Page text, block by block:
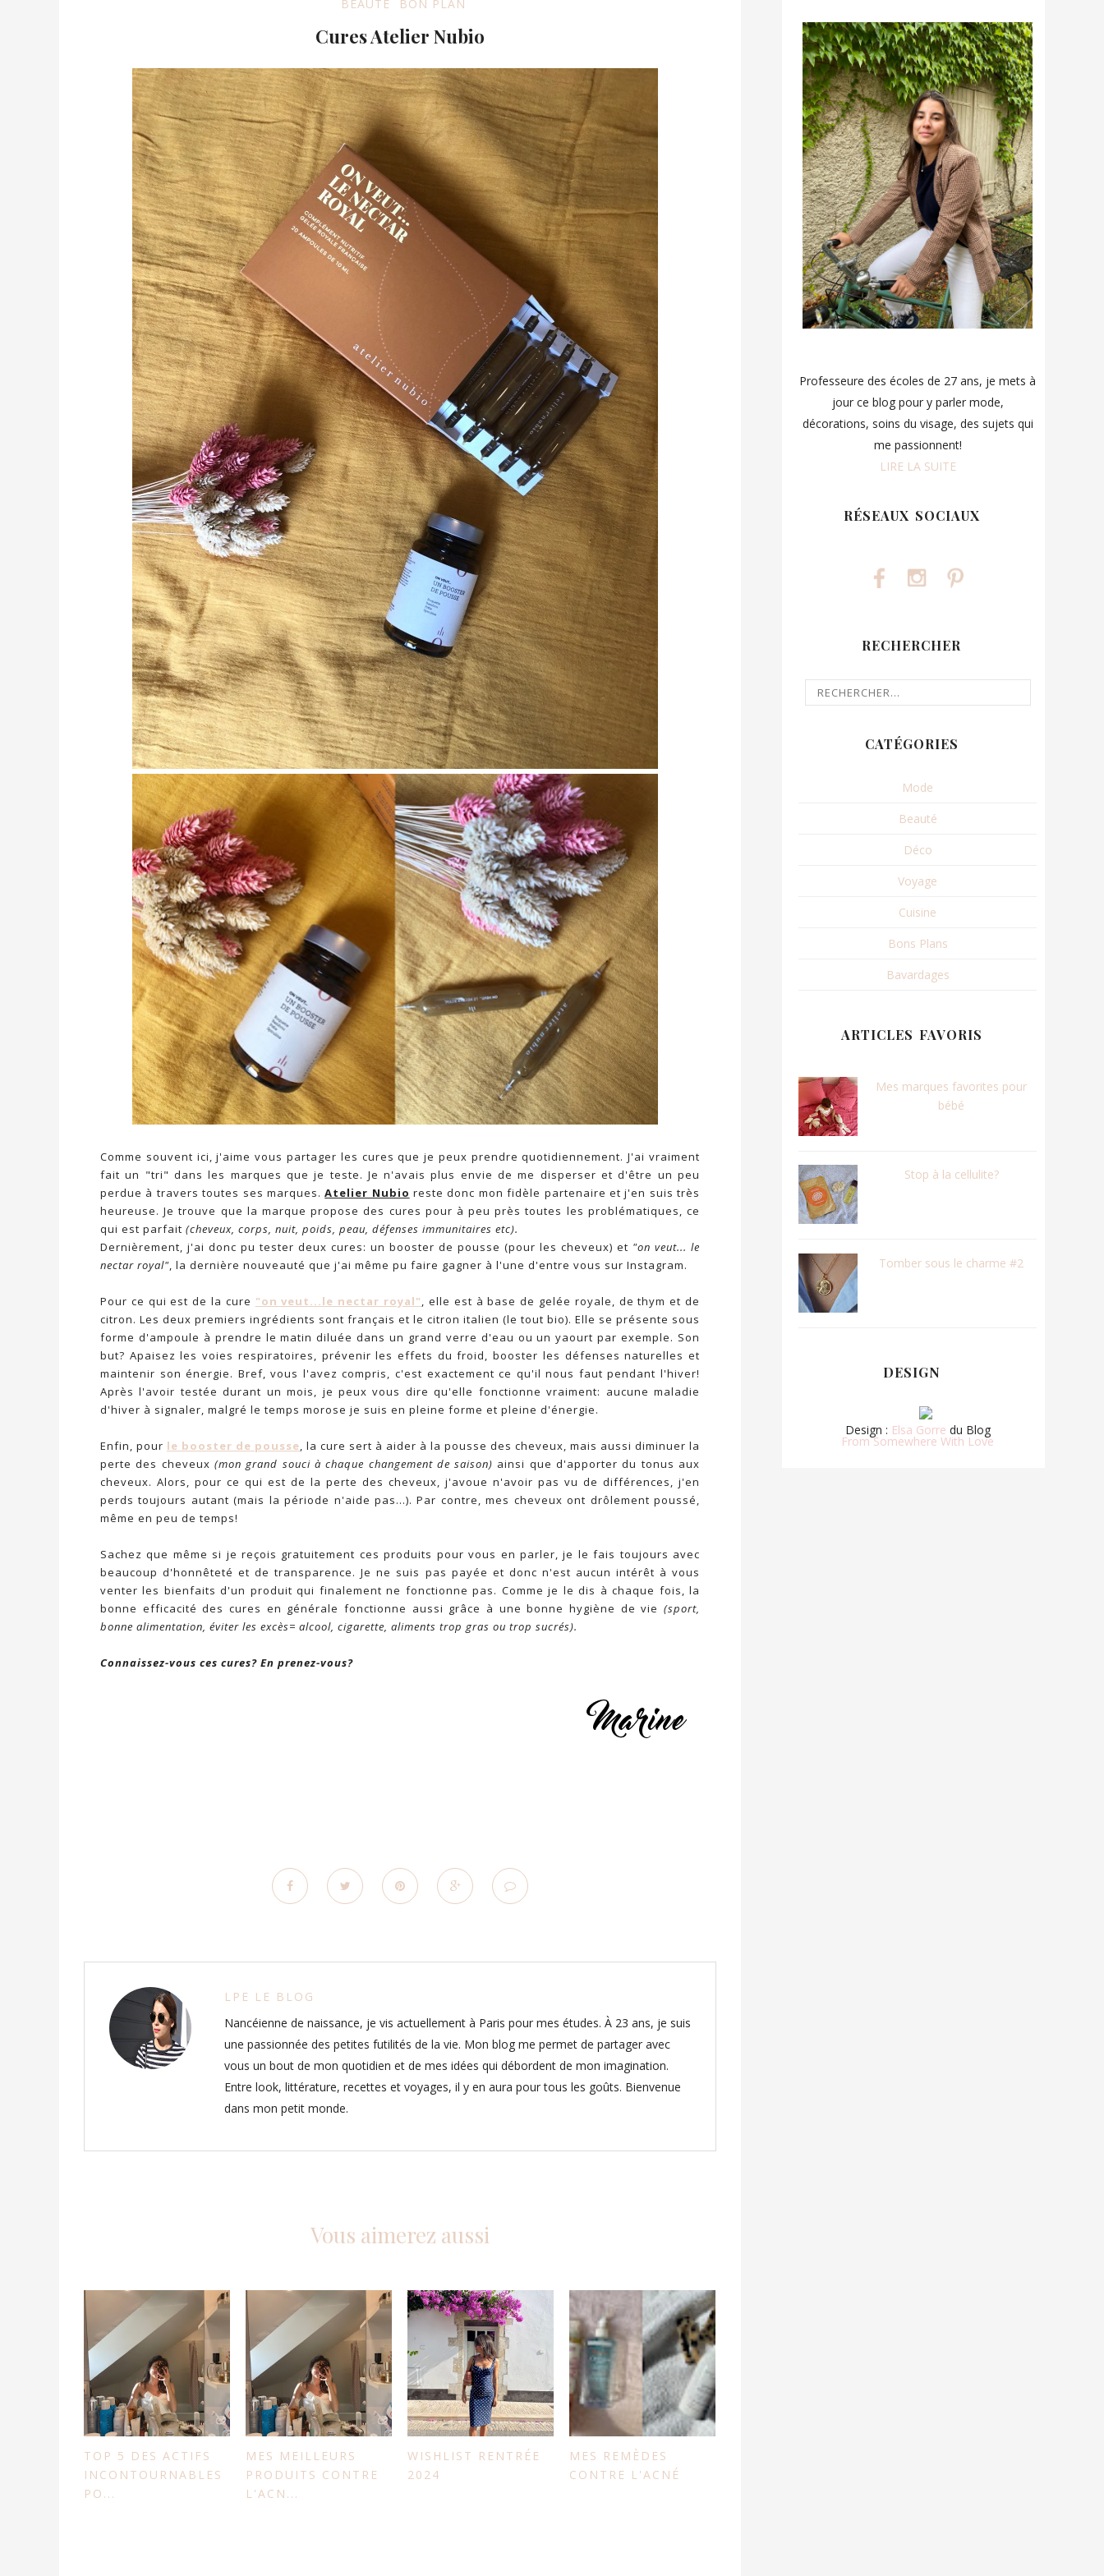
BEAUTÉ BON PLAN
Cures Atelier Nubio
Comme souvent ici, j'aime vous partager les cures que je peux prendre quotidiennement. J'ai vraiment
fait un "tri" dans les marques que je teste. Je n'avais plus envie de me disperser et d'être un peu
perdue à travers toutes ses marques.Atelier Nubio reste donc mon fidèle partenaire et j'en suis très
heureuse. Je trouve que la marque propose des cures pour à peu près toutes les problématiques, ce
qui est parfait (cheveux, corps, nuit, poids, peau, défenses immunitaires etc).
Dernièrement, j'ai donc pu tester deux cures: un booster de pousse (pour les cheveux) et "on veut... le
nectar royal", la dernière nouveauté que j'ai même pu faire gagner à l'une d'entre vous sur Instagram.
Pour ce qui est de la cure "on veut...le nectar royal", elle est à base de gelée royale, de thym et de
citron. Les deux premiers ingrédients sont français et le citron italien (le tout bio). Elle se présente sous
forme d'ampoule à prendre le matin diluée dans un grand verre d'eau ou un yaourt par exemple. Son
but? Apaisez les voies respiratoires, prévenir les effets du froid, booster les défenses naturelles et
maintenir son énergie. Bref, vous l'avez compris, c'est exactement ce qu'il nous faut pendant l'hiver!
Après l'avoir testée durant un mois, je peux vous dire qu'elle fonctionne vraiment: aucune maladie
d'hiver à signaler, malgré le temps morose je suis en pleine forme et pleine d'énergie.
Enfin, pour le booster de pousse, la cure sert à aider à la pousse des cheveux, mais aussi diminuer la
perte des cheveux (mon grand souci à chaque changement de saison) ainsi que d'apporter du tonus aux
cheveux. Alors, pour ce qui est de la perte des cheveux, j'avoue n'avoir pas vu de différences, j'en
perds toujours autant (mais la période n'aide pas...). Par contre, mes cheveux ont drôlement poussé,
même en peu de temps!
Sachez que même si je reçois gratuitement ces produits pour vous en parler, je le fais toujours avec
beaucoup d'honnêteté et de transparence. Je ne suis pas payée et donc n'est aucun intérêt à vous
venter les bienfaits d'un produit qui finalement ne fonctionne pas. Comme je le dis à chaque fois, la
bonne efficacité des cures en générale fonctionne aussi grâce à une bonne hygiène de vie (sport,
bonne alimentation, éviter les excès= alcool, cigarette, aliments trop gras ou trop sucrés).
Connaissez-vous ces cures? En prenez-vous?
LPE LE BLOG
Nancéienne de naissance, je vis actuellement à Paris pour mes études. À 23 ans, je suis
une passionnée des petites futilités de la vie. Mon blog me permet de partager avec
vous un bout de mon quotidien et de mes idées qui débordent de mon imagination.
Entre look, littérature, recettes et voyages, il y en aura pour tous les goûts. Bienvenue
dans mon petit monde.
Vous aimerez aussi
TOP 5 DES ACTIFS
INCONTOURNABLES
PO...
MES MEILLEURS
PRODUITS CONTRE
L'ACN...
WISHLIST RENTRÉE
2024
MES REMÈDES
CONTRE L'ACNÉ
Professeure des écoles de 27 ans, je mets à
jour ce blog pour y parler mode,
décorations, soins du visage, des sujets qui
me passionnent!
LIRE LA SUITE
RÉSEAUX SOCIAUX
RECHERCHER
CATÉGORIES
Mode
Beauté
Déco
Voyage
Cuisine
Bons Plans
Bavardages
ARTICLES FAVORIS
Mes marques favorites pour
bébé
Stop à la cellulite?
Tomber sous le charme #2
DESIGN
Design : Elsa Gorre du Blog
From Somewhere With Love